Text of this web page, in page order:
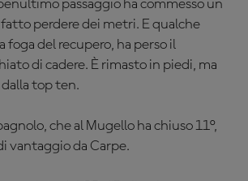
passaggio ha commesso un
perdere dei metri. E qualche
foga del recupero, ha perso il
di cadere. È rimasto in piedi, ma
top ten.
che al Mugello ha chiuso 11°,
vantaggio da Carpe.